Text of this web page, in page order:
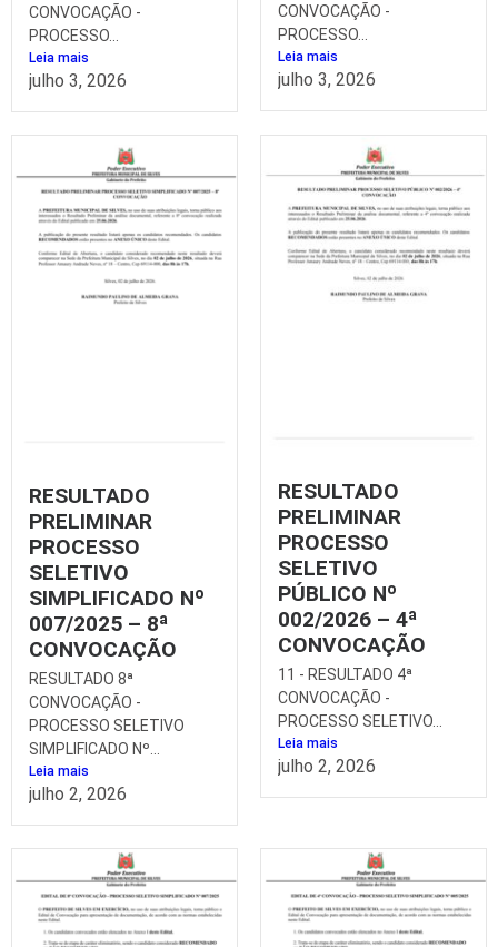
CONVOCAÇÃO -
PROCESSO...
Leia mais
julho 3, 2026
CONVOCAÇÃO -
PROCESSO...
Leia mais
julho 3, 2026
RESULTADO
PRELIMINAR
PROCESSO
SELETIVO
SIMPLIFICADO Nº
007/2025 – 8ª
CONVOCAÇÃO
RESULTADO 8ª
CONVOCAÇÃO -
PROCESSO SELETIVO
SIMPLIFICADO Nº...
Leia mais
julho 2, 2026
RESULTADO
PRELIMINAR
PROCESSO
SELETIVO
PÚBLICO Nº
002/2026 – 4ª
CONVOCAÇÃO
11 - RESULTADO 4ª
CONVOCAÇÃO -
PROCESSO SELETIVO...
Leia mais
julho 2, 2026